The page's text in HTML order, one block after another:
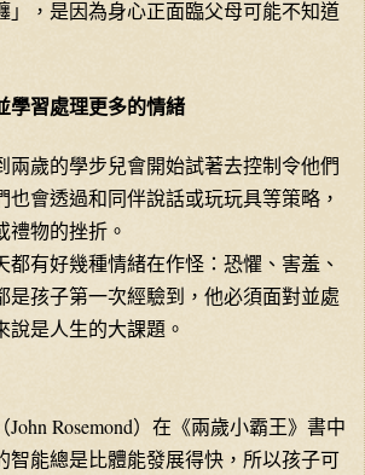
」，是因為身心正面臨父母可能不知道
學習處理更多的情緒
兩歲的學步兒會開始試著去控制令他們
也會透過和同伴說話或玩玩具等策略，
禮物的挫折。
都有好幾種情緒在作怪：恐懼、害羞、
是孩子第一次經驗到，他必須面對並處
是人生的大課題。
Rosemond）在《兩歲小霸王》書中
智能總是比體能發展得快，所以孩子可